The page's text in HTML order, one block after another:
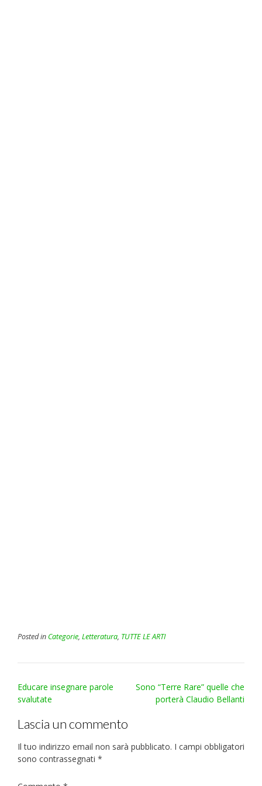
Posted in Categorie, Letteratura, TUTTE LE ARTI
Post
navigation
Educare insegnare parole
svalutate
Sono “Terre Rare” quelle che
porterà Claudio Bellanti
Lascia un commento
Il tuo indirizzo email non sarà pubblicato. I campi obbligatori
sono contrassegnati *